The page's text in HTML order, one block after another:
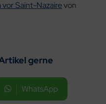
vor Saint-Nazairevon
gerne
WhatsApp